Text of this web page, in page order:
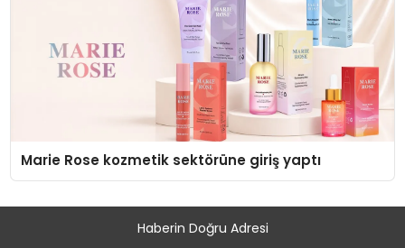
Marie Rose kozmetik sektörüne giriş yaptı
Haberin Doğru Adresi